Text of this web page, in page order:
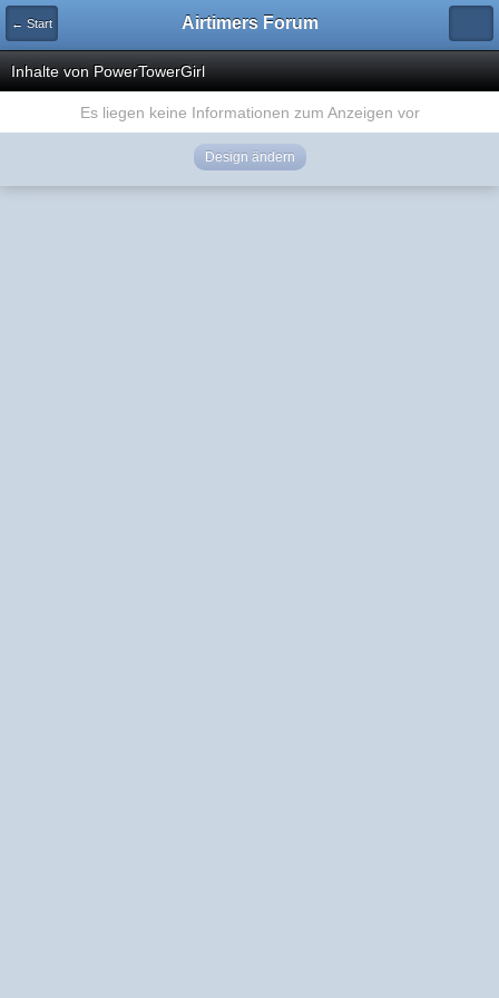
← Start Airtimers Forum
Inhalte von PowerTowerGirl
Es liegen keine Informationen zum Anzeigen vor
Design ändern